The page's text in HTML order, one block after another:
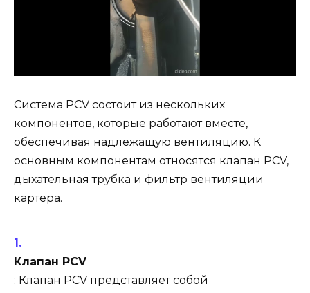
Система PCV состоит из нескольких
компонентов, которые работают вместе,
обеспечивая надлежащую вентиляцию. К
основным компонентам относятся клапан PCV,
дыхательная трубка и фильтр вентиляции
картера.
Клапан PCV
: Клапан PCV представляет собой